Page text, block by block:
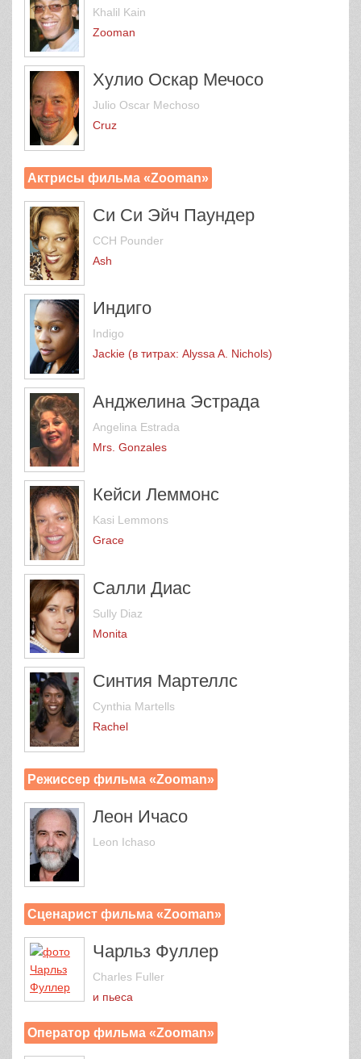
Khalil Kain
Zooman
Хулио Оскар Мечосо
Julio Oscar Mechoso
Cruz
Актрисы фильма «Zooman»
Си Си Эйч Паундер
CCH Pounder
Ash
Индиго
Indigo
Jackie (в титрах: Alyssa A. Nichols)
Анджелина Эстрада
Angelina Estrada
Mrs. Gonzales
Кейси Леммонс
Kasi Lemmons
Grace
Салли Диас
Sully Diaz
Monita
Синтия Мартеллс
Cynthia Martells
Rachel
Режиссер фильма «Zooman»
Леон Ичасо
Leon Ichaso
Сценарист фильма «Zooman»
Чарльз Фуллер
Charles Fuller
и пьеса
Оператор фильма «Zooman»